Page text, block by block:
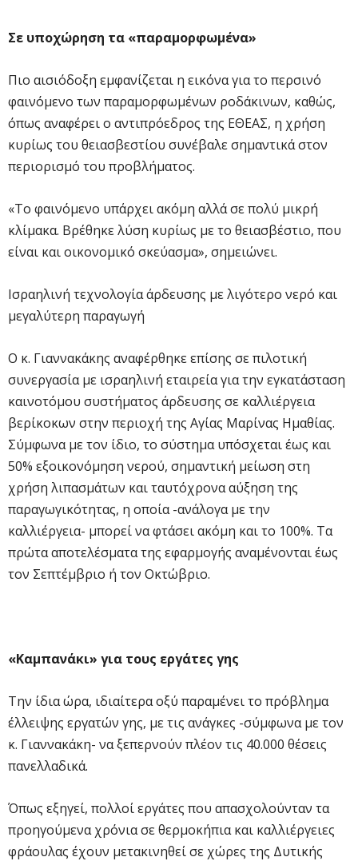
Σε υποχώρηση τα «παραμορφωμένα»
Πιο αισιόδοξη εμφανίζεται η εικόνα για το περσινό
φαινόμενο των παραμορφωμένων ροδάκινων, καθώς,
όπως αναφέρει ο αντιπρόεδρος της ΕΘΕΑΣ, η χρήση
κυρίως του θειασβεστίου συνέβαλε σημαντικά στον
περιορισμό του προβλήματος.
«Το φαινόμενο υπάρχει ακόμη αλλά σε πολύ μικρή
κλίμακα. Βρέθηκε λύση κυρίως με το θειασβέστιο, που
είναι και οικονομικό σκεύασμα», σημειώνει.
Ισραηλινή τεχνολογία άρδευσης με λιγότερο νερό και
μεγαλύτερη παραγωγή
Ο κ. Γιαννακάκης αναφέρθηκε επίσης σε πιλοτική
συνεργασία με ισραηλινή εταιρεία για την εγκατάσταση
καινοτόμου συστήματος άρδευσης σε καλλιέργεια
βερίκοκων στην περιοχή της Αγίας Μαρίνας Ημαθίας.
Σύμφωνα με τον ίδιο, το σύστημα υπόσχεται έως και
50% εξοικονόμηση νερού, σημαντική μείωση στη
χρήση λιπασμάτων και ταυτόχρονα αύξηση της
παραγωγικότητας, η οποία -ανάλογα με την
καλλιέργεια- μπορεί να φτάσει ακόμη και το 100%. Τα
πρώτα αποτελέσματα της εφαρμογής αναμένονται έως
τον Σεπτέμβριο ή τον Οκτώβριο.
«Καμπανάκι» για τους εργάτες γης
Την ίδια ώρα, ιδιαίτερα οξύ παραμένει το πρόβλημα
έλλειψης εργατών γης, με τις ανάγκες -σύμφωνα με τον
κ. Γιαννακάκη- να ξεπερνούν πλέον τις 40.000 θέσεις
πανελλαδικά.
Όπως εξηγεί, πολλοί εργάτες που απασχολούνταν τα
προηγούμενα χρόνια σε θερμοκήπια και καλλιέργειες
φράουλας έχουν μετακινηθεί σε χώρες της Δυτικής